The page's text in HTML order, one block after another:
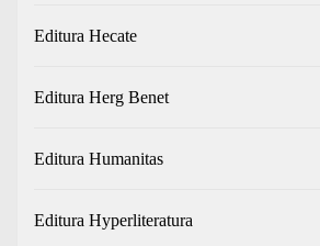
Editura Hecate
Editura Herg Benet
Editura Humanitas
Editura Hyperliteratura